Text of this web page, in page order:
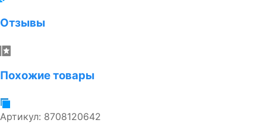
Отзывы
Похожие товары
Артикул: 8708120642